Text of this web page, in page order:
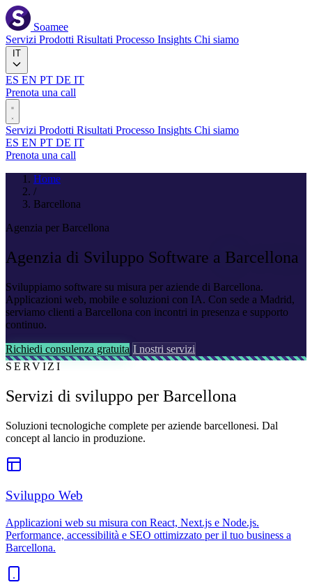
Soamee
Servizi Prodotti Risultati Processo Insights Chi siamo
ES EN PT DE IT
Prenota una call
Servizi Prodotti Risultati Processo Insights Chi siamo
ES EN PT DE IT
Prenota una call
Home
/
Barcellona
Agenzia per Barcellona
Agenzia di Sviluppo Software a Barcellona
Sviluppiamo software su misura per aziende di Barcellona.
Applicazioni web, mobile e soluzioni con IA. Con sede a Madrid,
serviamo clienti a Barcellona con incontri in presenza e supporto
continuo.
Richiedi consulenza gratuita I nostri servizi
SERVIZI
Servizi di sviluppo per Barcellona
Soluzioni tecnologiche complete per aziende barcellonesi. Dal
concept al lancio in produzione.
Sviluppo Web
Applicazioni web su misura con React, Next.js e Node.js.
Performance, accessibilità e SEO ottimizzato per il tuo business a
Barcellona.